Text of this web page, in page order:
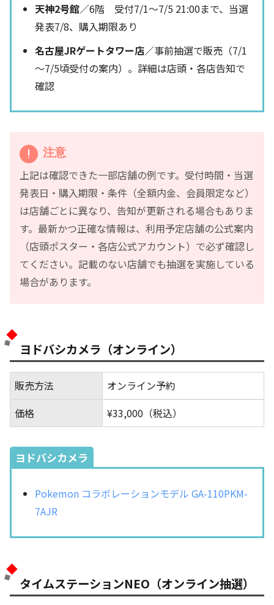
天神2号館／6階 受付7/1～7/5 21:00まで、当選
発表7/8、購入期限あり
名古屋JRゲートタワー店／事前抽選で販売（7/1
～7/5頃受付の案内）。詳細は店頭・各店告知で
確認
注意
上記は確認できた一部店舗の例です。受付時間・当選
発表日・購入期限・条件（全額内金、会員限定など）
は店舗ごとに異なり、告知が更新される場合もありま
す。最新かつ正確な情報は、利用予定店舗の公式案内
（店頭ポスター・各店公式アカウント）で必ず確認し
てください。記載のない店舗でも抽選を実施している
場合があります。
ヨドバシカメラ（オンライン）
販売方法
オンライン予約
価格
¥33,000（税込）
ヨドバシカメラ
Pokemon コラボレーションモデル GA-110PKM-
7AJR
タイムステーションNEO（オンライン抽選）